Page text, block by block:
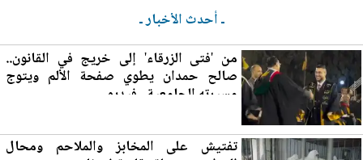
ـ أحدث الأخبار ـ
من 'فتى الزرقاء' إلى خريج في القانون..
صالح حمدان يطوي صفحة الألم ويتوج
مسيرته الجامعي ة.. فيديو
تفتيش على المخابز والملاحم ومحال